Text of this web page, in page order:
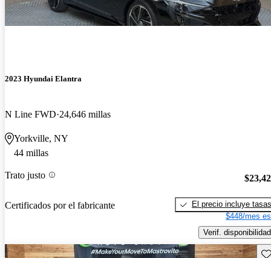
2023 Hyundai Elantra
N Line FWD 24,646 millas
Yorkville, NY
44 millas
Trato justo
Certificados por el fabricante
El precio incluye tasas
$448/mes
Verif. disponibilidad